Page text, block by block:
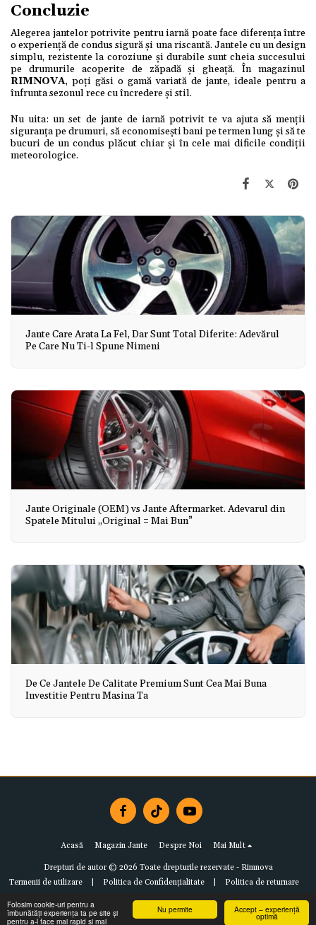
Accept – experiență
optimă
Nu permite
Folosim cookie-uri pentru a
îmbunătăți experiența ta pe site și
pentru a-l face mai rapid și mai
Concluzie
Alegerea jantelor potrivite pentru iarnă poate face diferența între
o experiență de condus sigură și una riscantă. Jantele cu un design
simplu, rezistente la coroziune și durabile sunt cheia succesului
pe drumurile acoperite de zăpadă și gheață. În magazinul
RIMNOVA, poți găsi o gamă variată de jante, ideale pentru a
înfrunta sezonul rece cu încredere și stil.
Nu uita: un set de jante de iarnă potrivit te va ajuta să menții
siguranța pe drumuri, să economisești bani pe termen lung și să te
bucuri de un condus plăcut chiar și în cele mai dificile condiții
meteorologice.
Jante Care Arata La Fel, Dar Sunt Total Diferite: Adevărul
Pe Care Nu Ti-l Spune Nimeni
Jante Originale (OEM) vs Jante Aftermarket. Adevarul din
Spatele Mitului „Original = Mai Bun”
De Ce Jantele De Calitate Premium Sunt Cea Mai Buna
Investitie Pentru Masina Ta
Acasă Magazin Jante Despre Noi Mai Mult
Drepturi de autor © 2026 Toate drepturile rezervate - Rimnova
Termenii de utilizare| Politica de Confidențialitate| Politica de returnare